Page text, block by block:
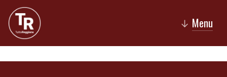
↓ Menu